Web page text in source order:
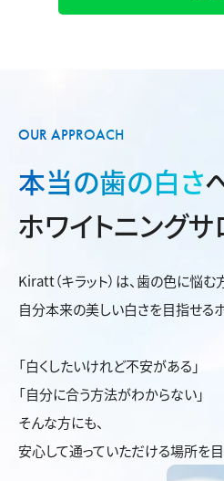
OUR APPROACH
本当の歯の白さ
ホワイトニングサ
Kiratt（キラット）は、歯の色に悩む
自分本来の美しい白さを目指せる
「白くしたいけれど不安がある」
「自分に合う方法がわからない」
そんな方にも、
安心して通っていただける場所を目